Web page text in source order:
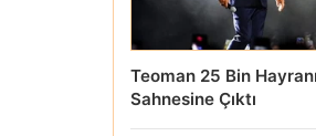
Teoman 25 Bin
Sahnesine Çıktı